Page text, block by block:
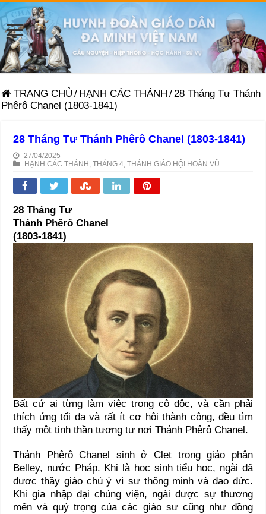
TRANG CHỦ / HẠNH CÁC THÁNH / 28 Tháng Tư Thánh
Phêrô Chanel (1803-1841)
28 Tháng Tư Thánh Phêrô Chanel (1803-1841)
27/04/2025
HẠNH CÁC THÁNH ,THÁNG 4 ,THÁNH GIÁO HỘI HOÀN VŨ
28 Tháng Tư
Thánh Phêrô Chanel
(1803-1841)
Bất cứ ai từng làm việc trong cô độc, và cần phải
thích ứng tối đa và rất ít cơ hội thành công, đều tìm
thấy một tinh thần tương tự nơi Thánh Phêrô Chanel.
Thánh Phêrô Chanel sinh ở Clet trong giáo phận
Belley, nước Pháp. Khi là học sinh tiểu học, ngài đã
được thầy giáo chú ý vì sự thông minh và đạo đức.
Khi gia nhập đại chủng viện, ngài được sự thương
mến và quý trọng của các giáo sư cũng như đồng